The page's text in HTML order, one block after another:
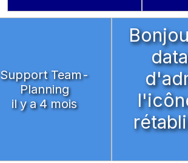
Support Team-
Planning
il y a 4 mois